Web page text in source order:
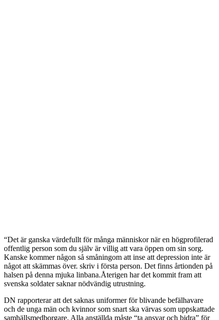
“Det är ganska värdefullt för många människor när en högprofilerad
offentlig person som du själv är villig att vara öppen om sin sorg.
Kanske kommer någon så småningom att inse att depression inte är
något att skämmas över. skriv i första person. Det finns årtionden på
halsen på denna mjuka linbana.Återigen har det kommit fram att
svenska soldater saknar nödvändig utrustning.
DN rapporterar att det saknas uniformer för blivande befälhavare
och de unga män och kvinnor som snart ska värvas som uppskattade
samhällsmedborgare. Alla anställda måste “ta ansvar och bidra” för